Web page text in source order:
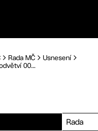
Rada MČ
Usnesení
00...
Rada